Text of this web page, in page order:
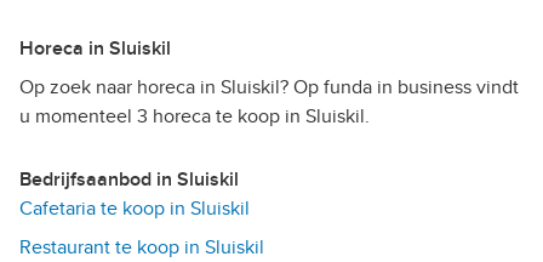
Horeca in Sluiskil
Op zoek naar horeca in Sluiskil? Op funda in business vindt
u momenteel 3 horeca te koop in Sluiskil.
Bedrijfsaanbod in Sluiskil
Cafetaria te koop in Sluiskil
Restaurant te koop in Sluiskil